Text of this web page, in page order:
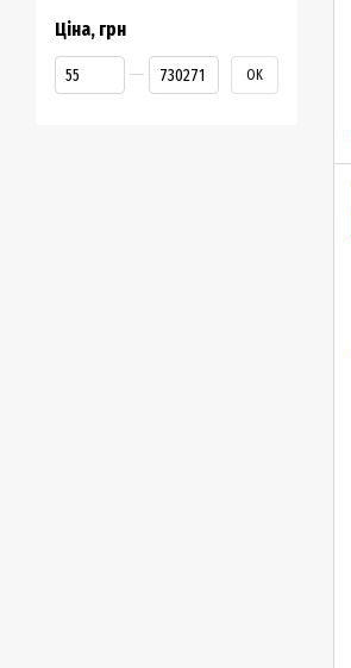
Ціна, грн
Від Ціна, грн
До Ціна, грн OK